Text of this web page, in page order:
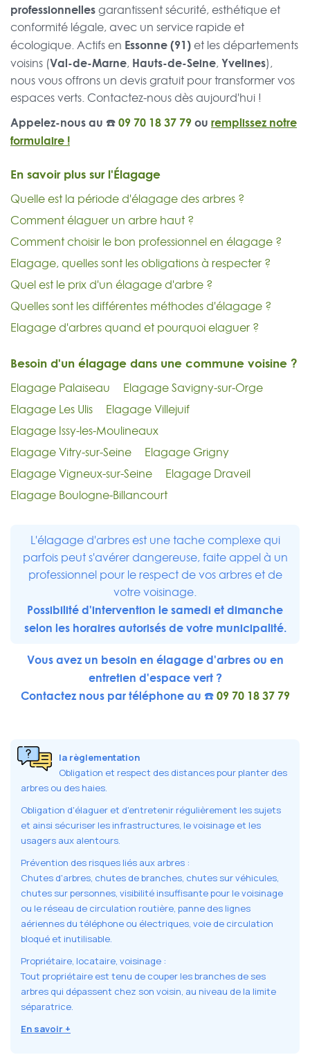
professionnellesgarantissent sécurité, esthétique et
conformité légale, avec un service rapide et
écologique. Actifs en Essonne (91) et les départements
voisins (Val-de-Marne, Hauts-de-Seine, Yvelines),
nous vous offrons un devis gratuit pour transformer vos
espaces verts. Contactez-nous dès aujourd'hui !
Appelez-nous au ☎️09 70 18 37 79ou remplissez notre
formulaire !
En savoir plus sur l'Élagage
Quelle est la période d'élagage des arbres ?
Comment élaguer un arbre haut ?
Comment choisir le bon professionnel en élagage ?
Elagage, quelles sont les obligations à respecter ?
Quel est le prix d'un élagage d'arbre ?
Quelles sont les différentes méthodes d'élagage ?
Elagage d'arbres quand et pourquoi elaguer ?
Besoin d'un élagage dans une commune voisine ?
Elagage Palaiseau
Elagage Savigny-sur-Orge
Elagage Les Ulis
Elagage Villejuif
Elagage Issy-les-Moulineaux
Elagage Vitry-sur-Seine
Elagage Grigny
Elagage Vigneux-sur-Seine
Elagage Draveil
Elagage Boulogne-Billancourt
L'élagage d'arbres est une tache complexe qui
parfois peut s'avérer dangereuse, faite appel à un
professionnel pour le respect de vos arbres et de
votre voisinage.
Possibilité d'intervention le samedi et dimanche
selon les horaires autorisés de votre municipalité.
Vous avez un besoin en élagage d'arbres ou en
entretien d'espace vert ?
Contactez nous par téléphone au ☎️09 70 18 37 79
la règlementation
Obligation et respect des distances pour planter des
arbres ou des haies.
Obligation d'élaguer et d'entretenir régulièrement les sujets
et ainsi sécuriser les infrastructures, le voisinage et les
usagers aux alentours.
Prévention des risques liés aux arbres :
Chutes d'arbres, chutes de branches, chutes sur véhicules,
chutes sur personnes, visibilité insuffisante pour le voisinage
ou le réseau de circulation routière, panne des lignes
aériennes du téléphone ou électriques, voie de circulation
bloqué et inutilisable.
Propriétaire, locataire, voisinage :
Tout propriétaire est tenu de couper les branches de ses
arbres qui dépassent chez son voisin, au niveau de la limite
séparatrice.
En savoir +